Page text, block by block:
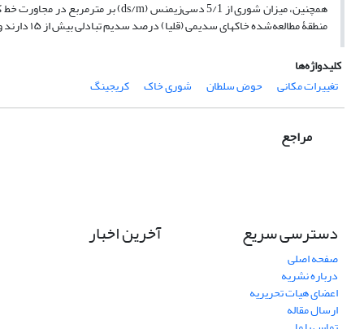
منطقۀ مطالعه‌شده خاک‏های سدیمی (قلیا) درصد سدیم تبادلی بیش از ۱۵ دارند و نسبت جذب سدیم در عصارۀ اشباع بیش از ۱۳ است.
کلیدواژه‌ها
تغییرات مکانی
حوض سلطان شوری خاک کریجینگ
مراجع
دسترسی سریع
صفحه اصلی
درباره نشریه
اعضای هیات تحریریه
ارسال مقاله
آخرین اخبار